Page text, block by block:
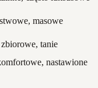
masowe
tanie
nastawione